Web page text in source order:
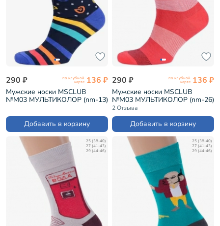
290 ₽ по клубной
карте 136 ₽
Мужские носки MSCLUB
№М03 МУЛЬТИКОЛОР (nm-13)
Добавить в корзину
290 ₽ по клубной
карте 136 ₽
Мужские носки MSCLUB
№М03 МУЛЬТИКОЛОР (nm-26)
2 Отзыва
Добавить в корзину
25 (38-40)
27 (41-43)
29 (44-46)
25 (38-40)
27 (41-43)
29 (44-46)